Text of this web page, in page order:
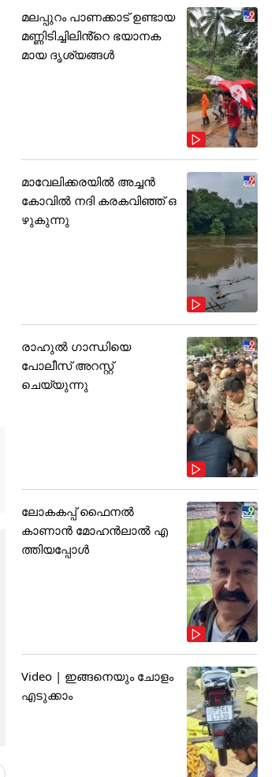
മലപ്പുറം പാണക്കാട് ഉണ്ടായ
മണ്ണിടിച്ചിലിൻ്റെ ഭയാനക
മായ ദൃശ്യങ്ങൾ
മാവേലിക്കരയിൽ അച്ചൻ
കോവിൽ നദി കരകവിഞ്ഞ് ഒ
ഴുകുന്നു
രാഹുൽ ഗാന്ധിയെ
പോലീസ് അറസ്റ്റ്
ചെയ്യുന്നു
ലോകകപ്പ് ഫൈനൽ
കാണാൻ മോഹൻലാൽ എ
ത്തിയപ്പോൾ
Video | ഇങ്ങനെയും ചോളം
എടുക്കാം